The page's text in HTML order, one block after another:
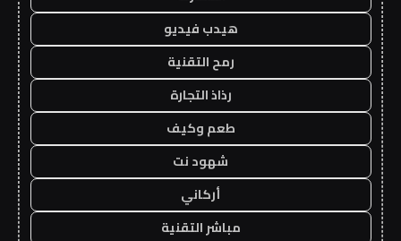
هيدب فيديو
رمح التقنية
رذاذ التجارة
طعم وكيف
شهود نت
أركاني
مباشر التقنية